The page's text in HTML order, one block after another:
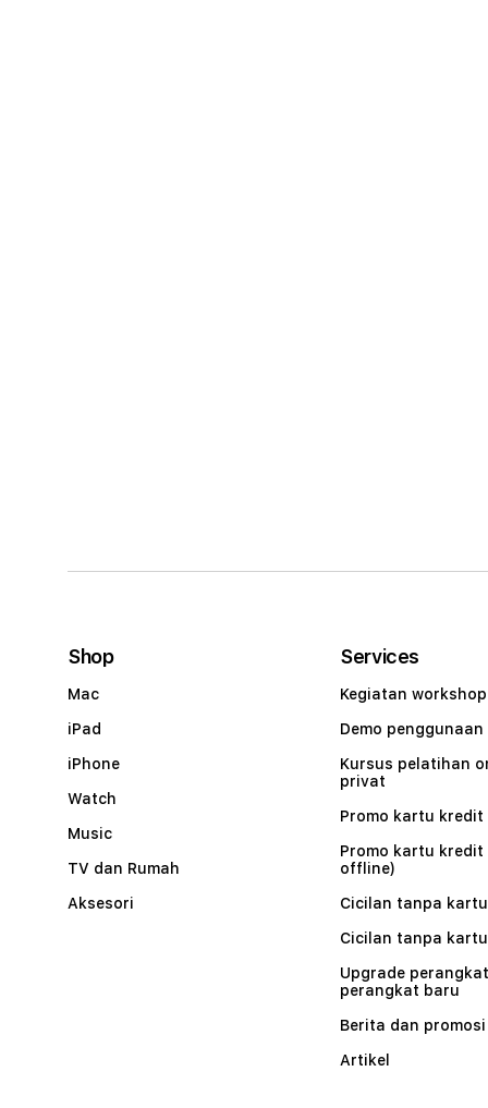
Shop
Mac
iPad
iPhone
Watch
Music
TV dan Rumah
Aksesori
Services
Kegiatan workshop
Demo penggunaan
Kursus pelatihan
privat
Promo kartu kredit
Promo kartu kredit
offline)
Cicilan tanpa
Cicilan tanpa
Upgrade
perangkat baru
Berita dan promosi
Artikel